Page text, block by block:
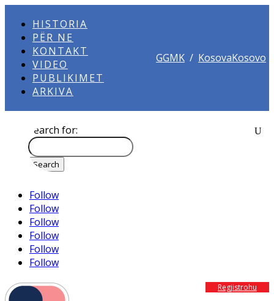
HISTORIA
PËR NE
KONTAKT
VIDEO
PUBLIKIMET
ARKIVA
GGMK / KosovaKosovo
Search for:
Follow
Follow
Follow
Follow
Follow
Follow
Regjistrohu